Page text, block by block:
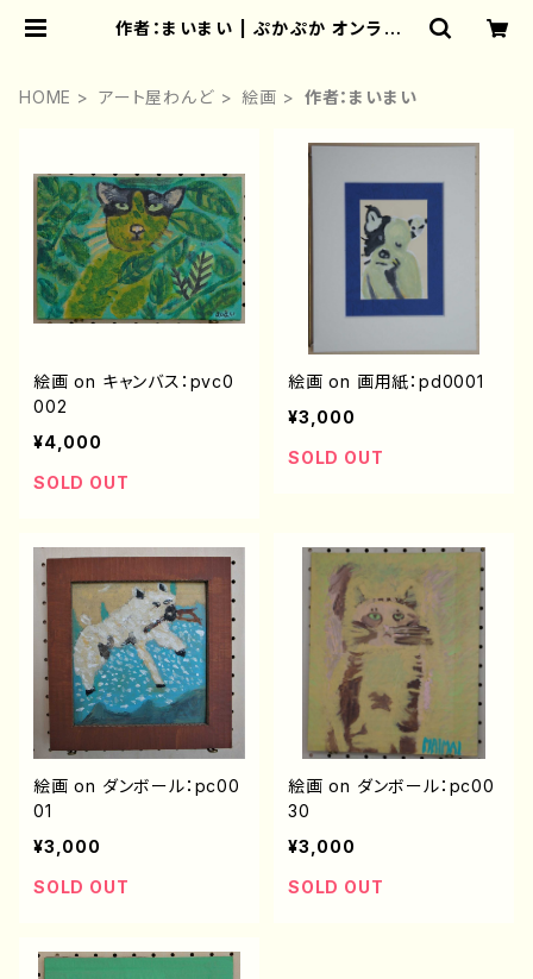
作者：まいまい | ぷかぷか オンライン
HOME アート屋わんど 絵画 作者：まいまい
絵画 on キャンバス：pvc0
002
¥4,000
SOLD OUT
絵画 on 画用紙：pd0001
¥3,000
SOLD OUT
絵画 on ダンボール：pc00
01
¥3,000
SOLD OUT
絵画 on ダンボール：pc00
30
¥3,000
SOLD OUT